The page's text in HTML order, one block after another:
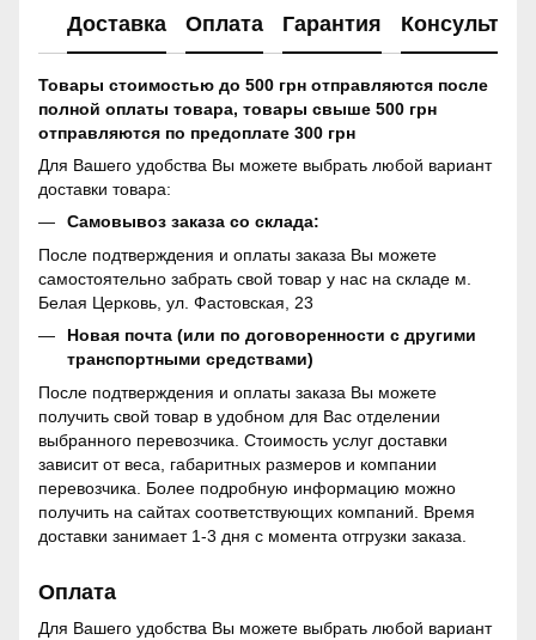
Доставка Оплата Гарантия
Товары стоимостью до 500 грн отправляются после
полной оплаты товара, товары свыше 500 грн
отправляются по предоплате 300 грн
Для Вашего удобства Вы можете выбрать любой вариант
доставки товара:
Самовывоз заказа со склада:
После подтверждения и оплаты заказа Вы можете
самостоятельно забрать свой товар у нас на складе м.
Белая Церковь, ул. Фастовская, 23
Новая почта (или по договоренности с другими
транспортными средствами)
После подтверждения и оплаты заказа Вы можете
получить свой товар в удобном для Вас отделении
выбранного перевозчика. Стоимость услуг доставки
зависит от веса, габаритных размеров и компании
перевозчика. Более подробную информацию можно
получить на сайтах соответствующих компаний. Время
доставки занимает 1-3 дня с момента отгрузки заказа.
Оплата
Для Вашего удобства Вы можете выбрать любой вариант